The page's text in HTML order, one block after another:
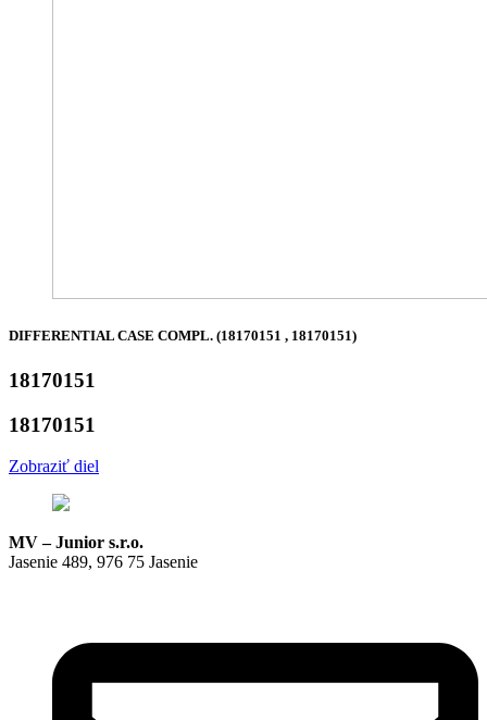
DIFFERENTIAL CASE COMPL. (18170151 , 18170151)
18170151
18170151
Zobraziť diel
MV – Junior s.r.o.
Jasenie 489, 976 75 Jasenie